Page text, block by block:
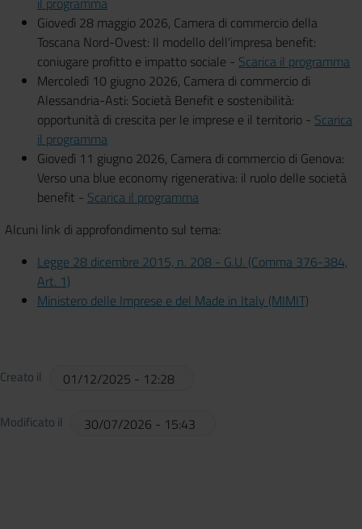
Giovedì 28 maggio 2026, Camera di commercio della
Toscana Nord-Ovest: Il modello dell'impresa benefit:
coniugare profitto e impatto sociale - Scarica il programma
Mercoledì 10 giugno 2026, Camera di commercio di
Alessandria-Asti: Società Benefit e sostenibilità:
opportunità di crescita per le imprese e il territorio - Scarica
il programma
Giovedì 11 giugno 2026, Camera di commercio di Genova:
Verso una blue economy rigenerativa: il ruolo delle società
benefit - Scarica il programma
Alcuni link di approfondimento sul tema:
Legge 28 dicembre 2015, n. 208 - G.U. (Comma 376-384,
Art. 1)
Ministero delle Imprese e del Made in Italy (MIMIT)
Creato il 01/12/2025 - 12:28
Modificato il 30/07/2026 - 15:43